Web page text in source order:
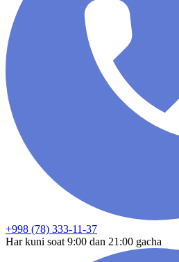
+998 (78) 333-11-37
Har kuni soat 9:00 dan 21:00 gacha